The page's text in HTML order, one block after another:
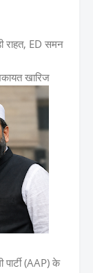
राहत, ED समन
खारिज
(AAP) के